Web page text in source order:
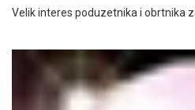
Velik interes poduzetnika i obrtnika